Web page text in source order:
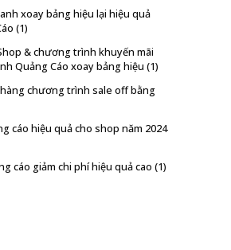
xoay bảng hiệu lại hiệu quả
(1)
& chương trình khuyến mãi
Quảng Cáo xoay bảng hiệu (1)
chương trình sale off bằng
cáo hiệu quả cho shop năm 2024
cáo giảm chi phí hiệu quả cao (1)